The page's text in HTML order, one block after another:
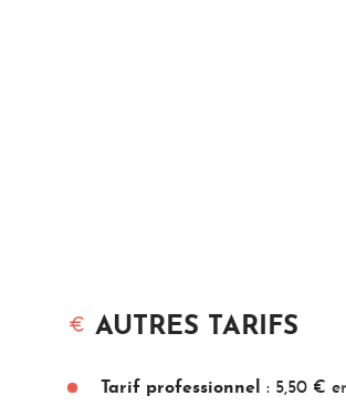
AUTRES TARIFS
Tarif professionnel
: 5,50 €